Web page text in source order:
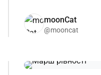
moonCat
@mooncat